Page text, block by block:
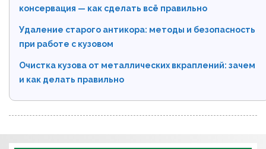
консервация — как сделать всё правильно
Удаление старого антикора: методы и безопасность
при работе с кузовом
Очистка кузова от металлических вкраплений: зачем
и как делать правильно